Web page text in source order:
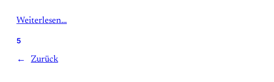
Weiterlesen…
5
← Zurück